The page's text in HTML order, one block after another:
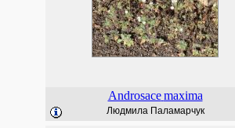
Androsace maxima
Людмила Паламарчук